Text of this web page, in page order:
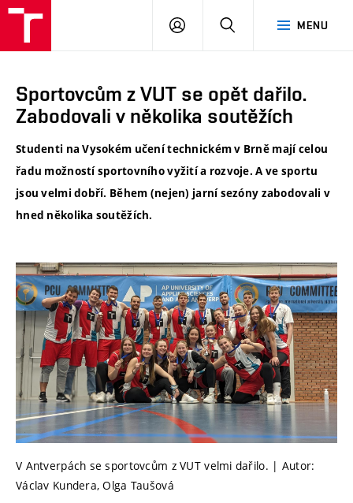
MENU
PŘIHLÁSIT
Sportovcům z VUT se opět dařilo.
Zabodovali v několika soutěžích
Studenti na Vysokém učení technickém v Brně mají celou
řadu možností sportovního vyžití a rozvoje. A ve sportu
jsou velmi dobří. Během (nejen) jarní sezóny zabodovali v
hned několika soutěžích.
V Antverpách se sportovcům z VUT velmi dařilo. | Autor:
Václav Kundera, Olga Taušová